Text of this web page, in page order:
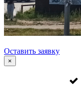
Оставить заявку
×